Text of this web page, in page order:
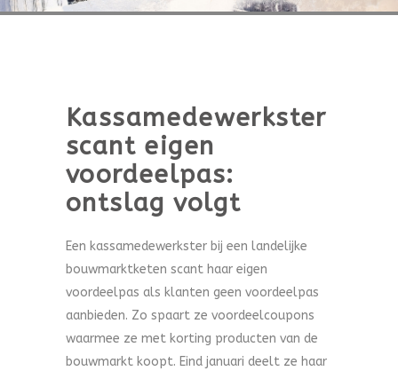
Kassamedewerkster
scant eigen
voordeelpas:
ontslag volgt
Een kassamedewerkster bij een landelijke
bouwmarktketen scant haar eigen
voordeelpas als klanten geen voordeelpas
aanbieden. Zo spaart ze voordeelcoupons
waarmee ze met korting producten van de
bouwmarkt koopt. Eind januari deelt ze haar